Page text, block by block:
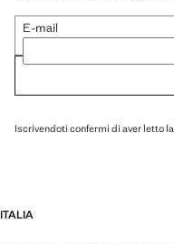
E-mail
Iscrivendoti confermi di aver letto la
ITALIA